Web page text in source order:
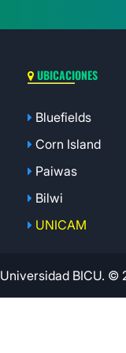
UBICACIONES
Bluefields
Corn Island
Paiwas
Bilwi
UNICAM
Universidad BICU. ©